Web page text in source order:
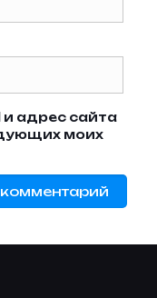
и адрес сайта
моих